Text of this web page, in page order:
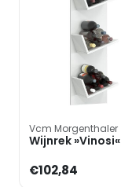
Vcm Morgenthaler
Wijnrek »Vinosi«
€102,84